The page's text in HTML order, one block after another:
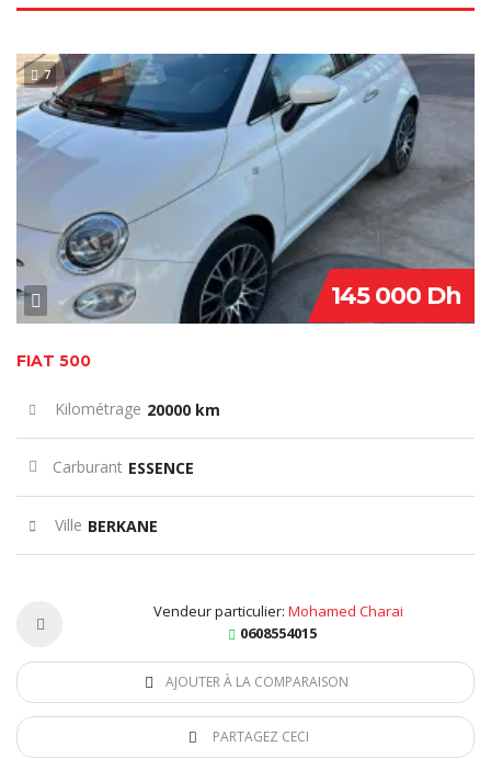
7 VENDU
145 000 Dh
FIAT 500
Kilométrage 20000 km
Carburant ESSENCE
Ville BERKANE
Vendeur particulier: Mohamed Charai
0608554015
AJOUTER À LA COMPARAISON
PARTAGEZ CECI